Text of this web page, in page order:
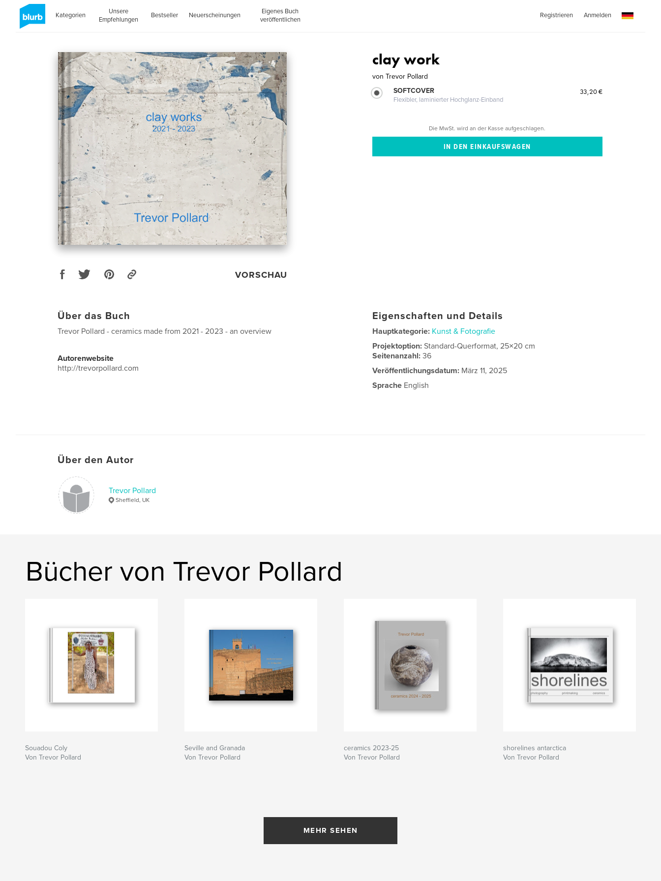
Kategorien
Unsere
Empfehlungen
Bestseller Neuerscheinungen
Eigenes Buch
veröffentlichen
Registrieren Anmelden
VORSCHAU
clay work
von Trevor Pollard
SOFTCOVER
Flexibler, laminierter Hochglanz-Einband
33,20 €
Die MwSt. wird an der Kasse aufgeschlagen.
Über das Buch
Trevor Pollard - ceramics made from 2021 - 2023 - an overview
Autorenwebsite
http://trevorpollard.com
Eigenschaften und Details
Hauptkategorie: Kunst & Fotografie
Projektoption:Standard-Querformat, 25×20 cm
Seitenanzahl:36
Veröffentlichungsdatum: März 11, 2025
Sprache English
Über den Autor
Trevor Pollard
Sheffield, UK
Bücher von Trevor Pollard
Souadou Coly
Von Trevor Pollard
Seville and Granada
Von Trevor Pollard
ceramics 2023-25
Von Trevor Pollard
shorelines antarctica
Von Trevor Pollard
MEHR SEHEN